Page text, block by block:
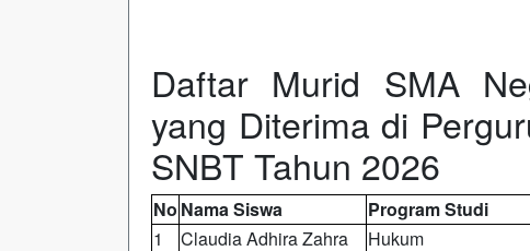
Daftar Murid SMA
yang Diterima di
SNBT Tahun 2026
No Nama Siswa Program Studi
1
Claudia Adhira Zahra Hukum